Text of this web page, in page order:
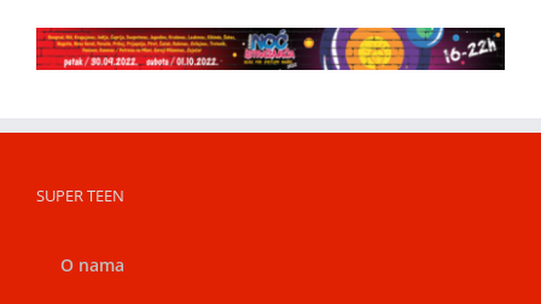
SUPER TEEN
O nama